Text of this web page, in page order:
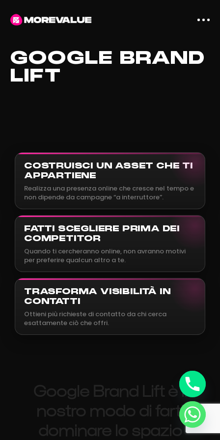
GOOGLE BRAND
LIFT
COSTRUISCI UN ASSET CHE TI
APPARTIENE
Realizza una presenza online che cresce nel tempo e
non dipende da campagne “a interruttore”.
FATTI SCEGLIERE PRIMA DEI
COMPETITOR
Quando ti cercheranno online, non avranno motivi
per preferire qualcun altro a te.
TRASFORMA VISIBILITÀ IN
CONTATTI
Ottieni più richieste di contatto da chi cerca
esattamente ciò che offri.
Google Brand Lift è il
nostro modo di farti
dominare lo spazio